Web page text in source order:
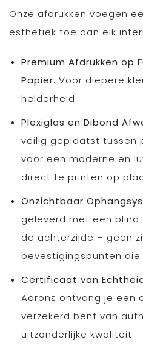
Onze afdrukken voegen
esthetiek toe aan elk
Premium Afdrukken op
Papier: Voor diepere
helderheid.
Plexiglas en Dibond
veilig geplaatst tussen
voor een moderne en
direct te printen op
Onzichtbaar
geleverd met een
de achterzijde – geen
bevestigingspunten
Certificaat van
Aarons ontvang je een
verzekerd bent van
uitzonderlijke kwaliteit.